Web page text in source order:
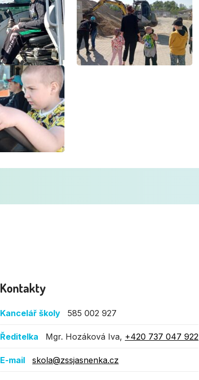
Kontakty
Kancelář školy 585 002 927
Ředitelka Mgr. Hozáková Iva, +420 737 047 922
E-mail skola@zssjasnenka.cz